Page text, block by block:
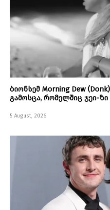
ბიონსემ Morning Dew
გამოსცა, რომელშიც ჯეი-
5 August, 2026